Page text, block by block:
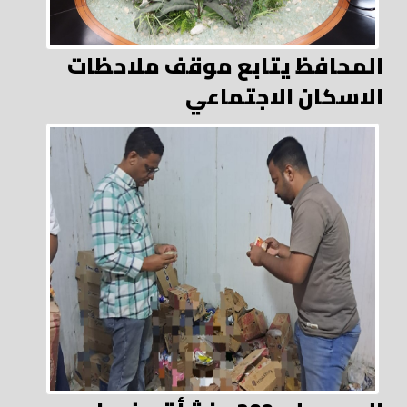
المحافظ يتابع موقف ملاحظات
الاسكان الاجتماعي